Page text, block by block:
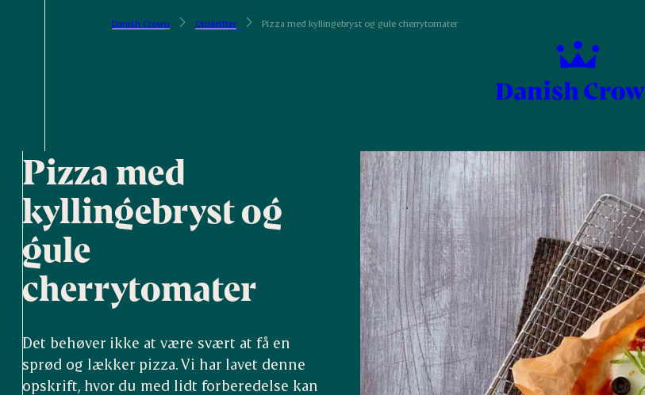
Danish Crown Opskrifter Pizza med kyllingebryst og gule cherrytomater
Pizza med
kyllingebryst og
gule
cherrytomater
Det behøver ikke at være svært at få en
sprød og lækker pizza. Vi har lavet denne
opskrift, hvor du med lidt forberedelse kan